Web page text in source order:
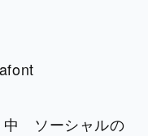
中 ソーシャルの